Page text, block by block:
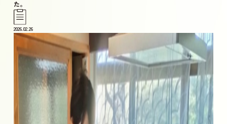
た。
2026.02.26